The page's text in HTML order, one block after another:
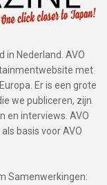
in Nederland. AVO
met
Er is een grote
we publiceren, zijn
en interviews. AVO
basis voor AVO
Samenwerkingen: